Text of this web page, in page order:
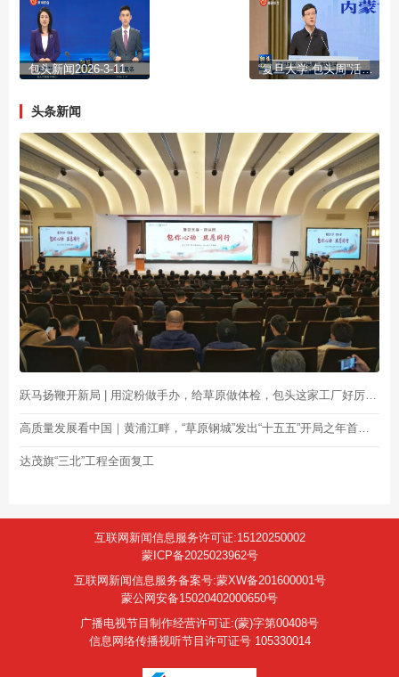
包头新闻2026-3-11 “复旦大学·包头周”活动启动
头条新闻
跃马扬鞭开新局 | 用淀粉做手办，给草原做体检，包头这家工厂好厉害！
高质量发展看中国｜黄浦江畔，“草原钢城”发出“十五五”开局之年首张“求贤令”
达茂旗“三北”工程全面复工
互联网新闻信息服务许可证:15120250002
蒙ICP备2025023962号
互联网新闻信息服务备案号:蒙XW备201600001号
蒙公网安备15020402000650号
广播电视节目制作经营许可证:(蒙)字第00408号
信息网络传播视听节目许可证号 105330014